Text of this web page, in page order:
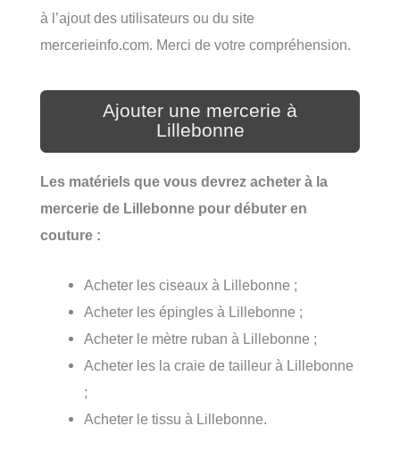
à l’ajout des utilisateurs ou du site
mercerieinfo.com. Merci de votre compréhension.
Ajouter une mercerie à
Lillebonne
Les matériels que vous devrez acheter à la
mercerie de Lillebonne pour débuter en
couture :
Acheter les ciseaux à Lillebonne ;
Acheter les épingles à Lillebonne ;
Acheter le mètre ruban à Lillebonne ;
Acheter les la craie de tailleur à Lillebonne
;
Acheter le tissu à Lillebonne.